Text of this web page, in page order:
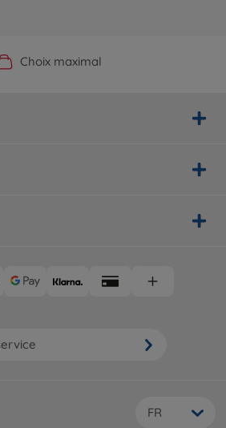
officielle du fabricant
Choix maximal
Service personnalisé
Livraison rapide
FR